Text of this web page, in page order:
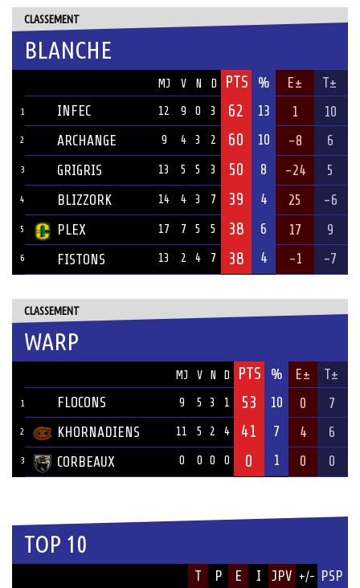
CLASSEMENT
BLANCHE
MJ V N D PTS % E± T±
1 INFEC 12 9 0 3 62 13 1 10
2 ARCHANGE 9 4 3 2 60 10 -8 6
3 GRIGRIS 13 5 5 3 50 8 -24 5
4 BLIZZORK 14 4 3 7 39 4 25 -6
5 PLEX 17 7 5 5 38 6 17 9
6 FISTONS 13 2 4 7 38 4 -1 -7
CLASSEMENT
WARP
MJ V N D PTS % E± T±
1 FLOCONS 9 5 3 1 53 10 0 7
2 KHORNADIENS 11 5 2 4 41 7 4 6
3 CORBEAUX 0 0 0 0 0 1 0 0
TOP 10
T P E I JPV +/- PSP